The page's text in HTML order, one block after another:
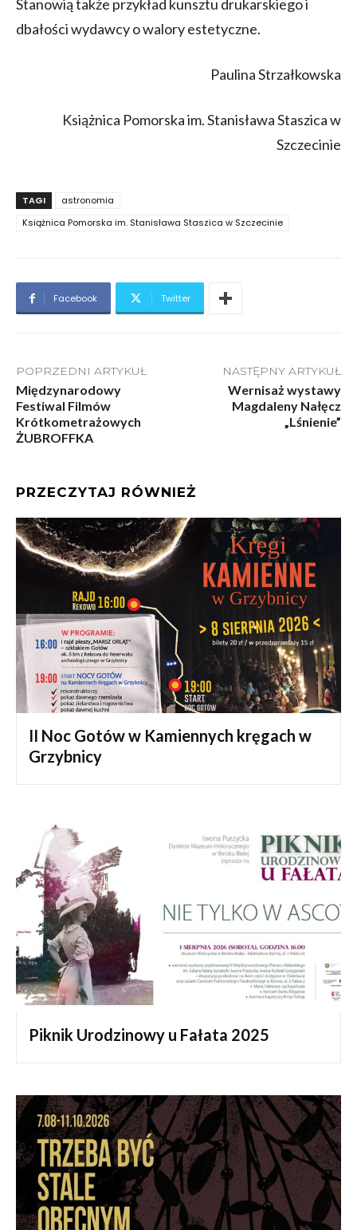
Stanowią także przykład kunsztu drukarskiego i
dbałości wydawcy o walory estetyczne.
Paulina Strzałkowska
Książnica Pomorska im. Stanisława Staszica w
Szczecinie
TAGI
astronomia
Książnica Pomorska im. Stanisława Staszica w Szczecinie
Facebook Twitter
POPRZEDNI ARTYKUŁ
Międzynarodowy
Festiwal Filmów
Krótkometrażowych
ŻUBROFFKA
NASTĘPNY ARTYKUŁ
Wernisaż wystawy
Magdaleny Nałęcz
„Lśnienie”
PRZECZYTAJ RÓWNIEŻ
II Noc Gotów w Kamiennych kręgach w
Grzybnicy
Piknik Urodzinowy u Fałata 2025